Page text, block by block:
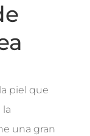
piel que
una gran